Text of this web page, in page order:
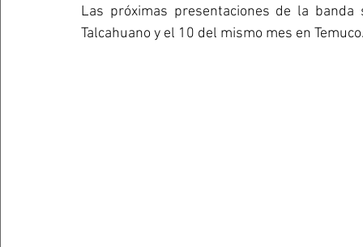
Las próximas presentaciones de la
Talcahuano y el 10 del mismo mes en